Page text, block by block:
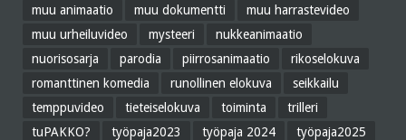
muu animaatio
muu dokumentti
muu harrastevideo
muu urheiluvideo
mysteeri
nukkeanimaatio
nuorisosarja
parodia piirrosanimaatio
rikoselokuva
romanttinen komedia
runollinen elokuva
seikkailu
temppuvideo
tieteiselokuva toiminta
trilleri
tuPAKKO?
työpaja2023 työpaja 2024
työpaja2025